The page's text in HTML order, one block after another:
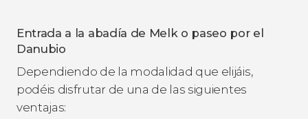
Entrada a la abadía de Melk o paseo por el
Danubio
Dependiendo de la modalidad que elijáis,
podéis disfrutar de una de las siguientes
ventajas: